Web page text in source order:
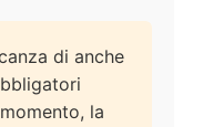
di anche
la